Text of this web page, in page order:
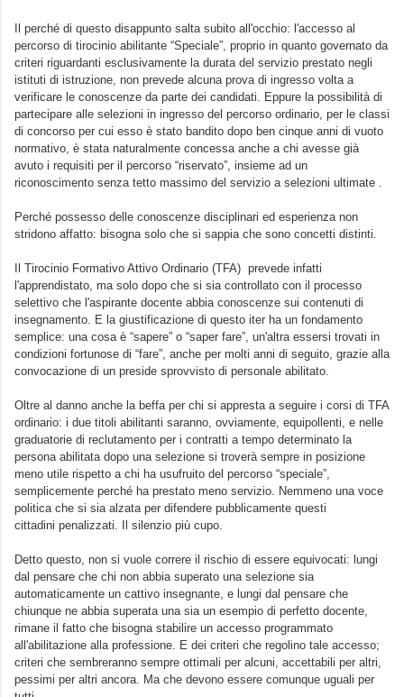
Il perché di questo disappunto salta subito all'occhio: l'accesso al
percorso di tirocinio abilitante “Speciale”, proprio in quanto governato da
criteri riguardanti esclusivamente la durata del servizio prestato negli
istituti di istruzione, non prevede alcuna prova di ingresso volta a
verificare le conoscenze da parte dei candidati. Eppure la possibilità di
partecipare alle selezioni in ingresso del percorso ordinario, per le classi
di concorso per cui esso è stato bandito dopo ben cinque anni di vuoto
normativo, è stata naturalmente concessa anche a chi avesse già
avuto i requisiti per il percorso “riservato”, insieme ad un
riconoscimento senza tetto massimo del servizio a selezioni ultimate .
Perché possesso delle conoscenze disciplinari ed esperienza non
stridono affatto: bisogna solo che si sappia che sono concetti distinti.
Il Tirocinio Formativo Attivo Ordinario (TFA) prevede infatti
l'apprendistato, ma solo dopo che si sia controllato con il processo
selettivo che l'aspirante docente abbia conoscenze sui contenuti di
insegnamento. E la giustificazione di questo iter ha un fondamento
semplice: una cosa è “sapere” o “saper fare”, un'altra essersi trovati in
condizioni fortunose di “fare”, anche per molti anni di seguito, grazie alla
convocazione di un preside sprovvisto di personale abilitato.
Oltre al danno anche la beffa per chi si appresta a seguire i corsi di TFA
ordinario: i due titoli abilitanti saranno, ovviamente, equipollenti, e nelle
graduatorie di reclutamento per i contratti a tempo determinato la
persona abilitata dopo una selezione si troverà sempre in posizione
meno utile rispetto a chi ha usufruito del percorso “speciale”,
semplicemente perché ha prestato meno servizio. Nemmeno una voce
politica che si sia alzata per difendere pubblicamente questi
cittadini penalizzati. Il silenzio più cupo.
Detto questo, non si vuole correre il rischio di essere equivocati: lungi
dal pensare che chi non abbia superato una selezione sia
automaticamente un cattivo insegnante, e lungi dal pensare che
chiunque ne abbia superata una sia un esempio di perfetto docente,
rimane il fatto che bisogna stabilire un accesso programmato
all'abilitazione alla professione. E dei criteri che regolino tale accesso;
criteri che sembreranno sempre ottimali per alcuni, accettabili per altri,
pessimi per altri ancora. Ma che devono essere comunque uguali per